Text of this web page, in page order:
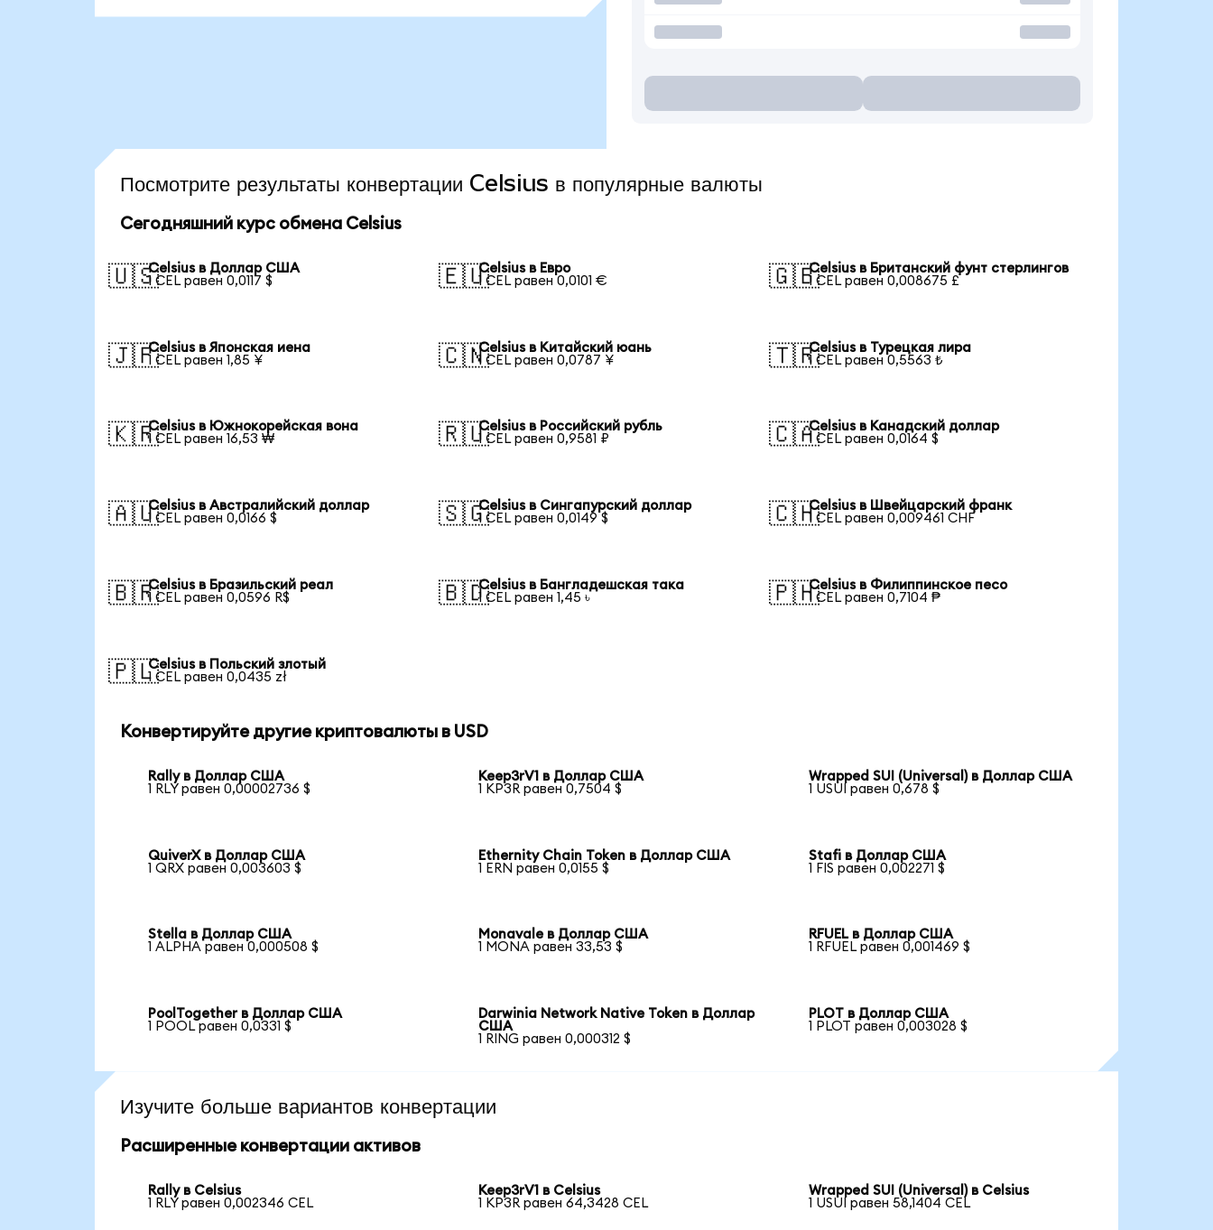
Посмотрите результаты конвертации Celsius в популярные валюты
Сегодняшний курс обмена Celsius
🇺🇸Celsius в Доллар США
1 CEL равен 0,0117 $
🇪🇺Celsius в Евро
1 CEL равен 0,0101 €
🇬🇧Celsius в Британский фунт стерлингов
1 CEL равен 0,008675 £
🇯🇵Celsius в Японская иена
1 CEL равен 1,85 ¥
🇨🇳Celsius в Китайский юань
1 CEL равен 0,0787 ¥
🇹🇷Celsius в Турецкая лира
1 CEL равен 0,5563 ₺
🇰🇷Celsius в Южнокорейская вона
1 CEL равен 16,53 ₩
🇷🇺Celsius в Российский рубль
1 CEL равен 0,9581 ₽
🇨🇦Celsius в Канадский доллар
1 CEL равен 0,0164 $
🇦🇺Celsius в Австралийский доллар
1 CEL равен 0,0166 $
🇸🇬Celsius в Сингапурский доллар
1 CEL равен 0,0149 $
🇨🇭Celsius в Швейцарский франк
1 CEL равен 0,009461 CHF
🇧🇷Celsius в Бразильский реал
1 CEL равен 0,0596 R$
🇧🇩Celsius в Бангладешская така
1 CEL равен 1,45 ৳
🇵🇭Celsius в Филиппинское песо
1 CEL равен 0,7104 ₱
🇵🇱Celsius в Польский злотый
1 CEL равен 0,0435 zł
Конвертируйте другие криптовалюты в USD
Rally в Доллар США
1 RLY равен 0,00002736 $
Keep3rV1 в Доллар США
1 KP3R равен 0,7504 $
Wrapped SUI (Universal) в Доллар США
1 USUI равен 0,678 $
QuiverX в Доллар США
1 QRX равен 0,003603 $
Ethernity Chain Token в Доллар США
1 ERN равен 0,0155 $
Stafi в Доллар США
1 FIS равен 0,002271 $
Stella в Доллар США
1 ALPHA равен 0,000508 $
Monavale в Доллар США
1 MONA равен 33,53 $
RFUEL в Доллар США
1 RFUEL равен 0,001469 $
PoolTogether в Доллар США
1 POOL равен 0,0331 $
Darwinia Network Native Token в Доллар
США
1 RING равен 0,000312 $
PLOT в Доллар США
1 PLOT равен 0,003028 $
Изучите больше вариантов конвертации
Расширенные конвертации активов
Rally в Celsius
1 RLY равен 0,002346 CEL
Keep3rV1 в Celsius
1 KP3R равен 64,3428 CEL
Wrapped SUI (Universal) в Celsius
1 USUI равен 58,1404 CEL